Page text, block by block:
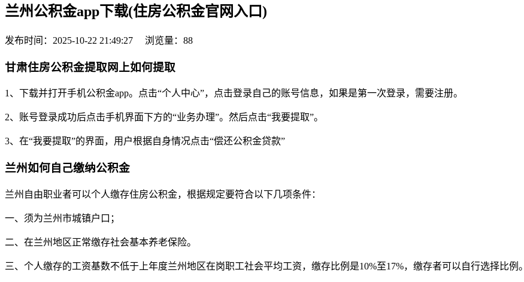
兰州公积金app下载(住房公积金官网入口)
发布时间：2025-10-22 21:49:27 浏览量：88
甘肃住房公积金提取网上如何提取
1、下载并打开手机公积金app。点击“个人中心”，点击登录自己的账号信息，如果是第一次登录，需要注册。
2、账号登录成功后点击手机界面下方的“业务办理”。然后点击“我要提取”。
3、在“我要提取”的界面，用户根据自身情况点击“偿还公积金贷款”
兰州如何自己缴纳公积金
兰州自由职业者可以个人缴存住房公积金，根据规定要符合以下几项条件：
一、须为兰州市城镇户口；
二、在兰州地区正常缴存社会基本养老保险。
三、个人缴存的工资基数不低于上年度兰州地区在岗职工社会平均工资，缴存比例是10%至17%，缴存者可以自行选择比例。